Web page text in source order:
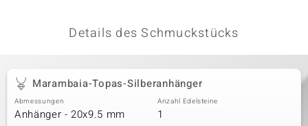
Details des Schmuckstücks
Marambaia-Topas-Silberanhänger
Abmessungen
Anhänger - 20x9.5 mm
Anzahl Edelsteine
1